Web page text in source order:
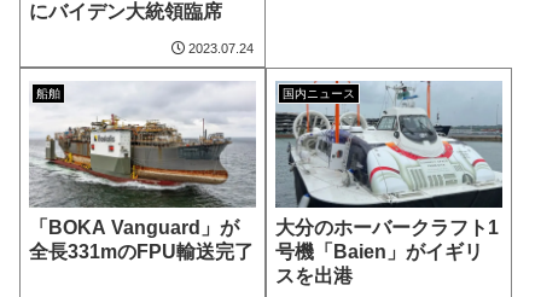
にバイデン大統領臨席
2023.07.24
船舶
「BOKA Vanguard」が
全長331mのFPU輸送完了
国内ニュース
大分のホーバークラフト1
号機「Baien」がイギリ
スを出港